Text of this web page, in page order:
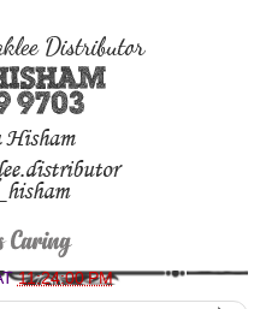
11:24:00 PM